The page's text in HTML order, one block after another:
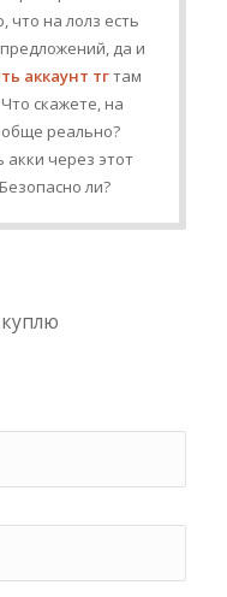
что на лолз есть
да и
аккаунт тгтам
скажете, на
реально?
акки через этот
ли?